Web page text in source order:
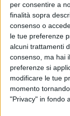
per consentire a
finalità sopra
consenso o
le tue preferenze
alcuni trattamenti
consenso, ma hai
preferenze si
modificare le tue
momento
"Privacy" in fondo
diDaniele Verderio